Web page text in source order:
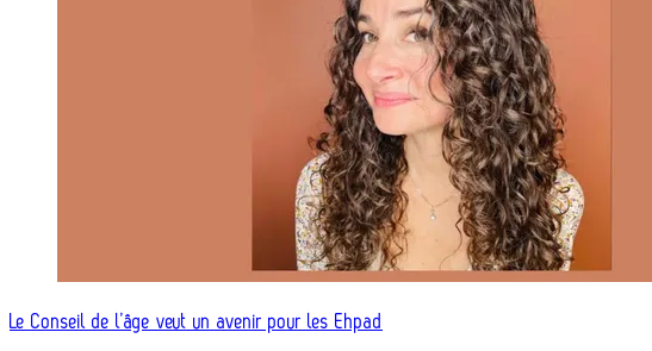
Le Conseil de l’âge veut un avenir pour les Ehpad